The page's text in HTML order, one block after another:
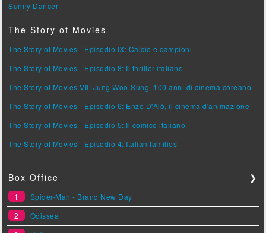
Sunny Dancer
The Story of Movies
The Story of Movies - Episodio IX: Calcio e campioni
The Story of Movies - Episodio 8: Il thriller italiano
The Story of Movies VII: Jung Woo-Sung, 100 anni di cinema coreano
The Story of Movies - Episodio 6: Enzo D'Alò, il cinema d'animazione
The Story of Movies - Episodio 5: Il comico italiano
The Story of Movies - Episodio 4: Italian families
Box Office ❯
1
Spider-Man - Brand New Day
2
Odissea